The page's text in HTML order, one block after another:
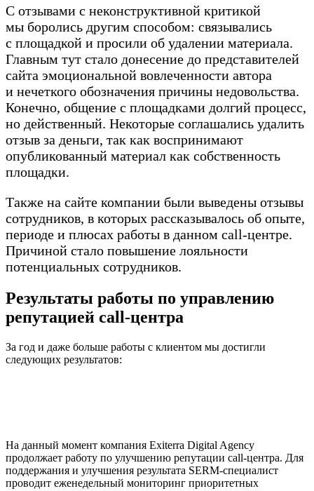
С отзывами с неконструктивной критикой
мы боролись другим способом: связывались
с площадкой и просили об удалении материала.
Главным тут стало донесение до представителей
сайта эмоциональной вовлеченности автора
и нечеткого обозначения причины недовольства.
Конечно, общение с площадками долгий процесс,
но действенный. Некоторые соглашались удалить
отзыв за деньги, так как воспринимают
опубликованный материал как собственность
площадки.
Также на сайте компании были выведены отзывы
сотрудников, в которых рассказывалось об опыте,
периоде и плюсах работы в данном call-центре.
Причиной стало повышение лояльности
потенциальных сотрудников.
Результаты работы по управлению
репутацией call-центра
За год и даже больше работы с клиентом мы достигли
следующих результатов:
На данный момент компания Exiterra Digital Agency
продолжает работу по улучшению репутации call-центра. Для
поддержания и улучшения результата SERM-специалист
проводит еженедельный мониторинг приоритетных